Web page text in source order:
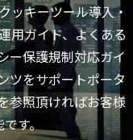
ッキーツール導入・
用ガイド、よくある
ー保護規制対応ガイ
ツをサポートポータ
参照頂ければお客様
す。